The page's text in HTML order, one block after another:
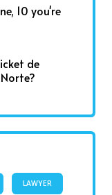
10 you're
de
LAWYER